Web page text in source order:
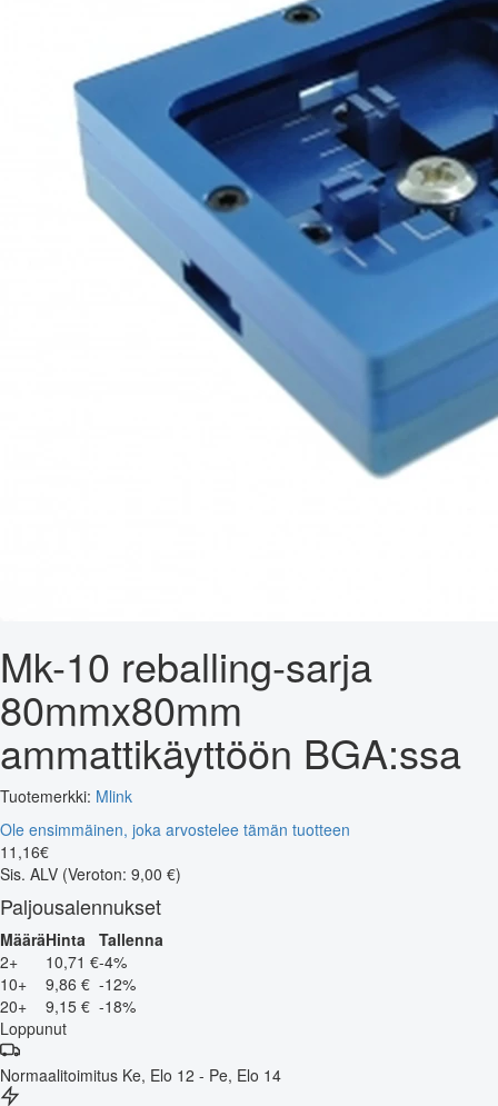
Mk-10 reballing-sarja
80mmx80mm
ammattikäyttöön BGA:ssa
Tuotemerkki: Mlink
Ole ensimmäinen, joka arvostelee tämän tuotteen
11 ,16€
Sis. ALV (Veroton: 9,00 €)
Paljousalennukset
MääräHinta Tallenna
2+
10,71 €-4%
10+
9,86 € -12%
20+
9,15 € -18%
Loppunut
Normaalitoimitus Ke, Elo 12 - Pe, Elo 14